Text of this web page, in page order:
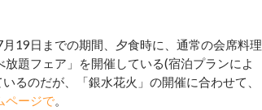
19日までの期間、夕食時に、通常の会席料理
題フェア」を開催している(宿泊プランによ
るのだが、「銀水花火」の開催に合わせて、
ページで。